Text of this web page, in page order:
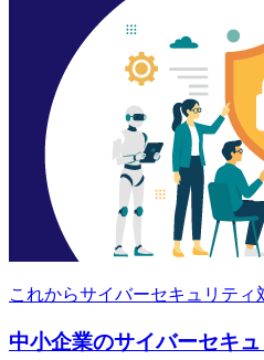
これからサイバーセキュリティ
中小企業のサイバーセキ